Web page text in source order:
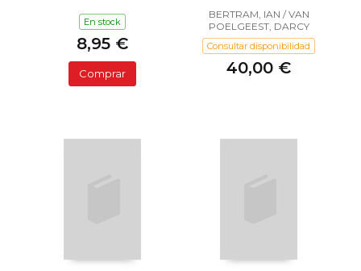
En stock
8,95 €
Comprar
BERTRAM, IAN / VAN
POELGEEST, DARCY
Consultar disponibilidad
40,00 €